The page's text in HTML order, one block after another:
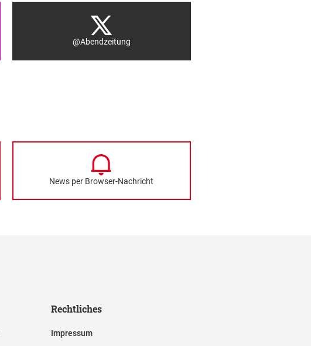
@Abendzeitung
News per Browser-Nachricht
Rechtliches
Impressum